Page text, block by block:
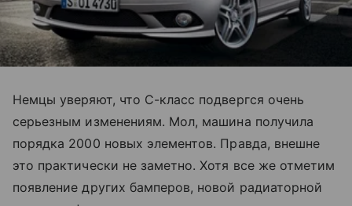
Немцы уверяют, что С-класс подвергся очень
серьезным изменениям. Мол, машина получила
порядка 2000 новых элементов. Правда, внешне
это практически не заметно. Хотя все же отметим
появление других бамперов, новой радиаторной